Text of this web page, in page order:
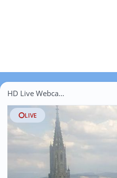
HD Live Webcams Worb
LIVE